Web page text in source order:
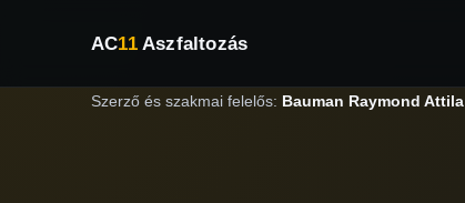
AC11Aszfaltozás
Szerző és szakmai felelős: Bauman Raymond Attila